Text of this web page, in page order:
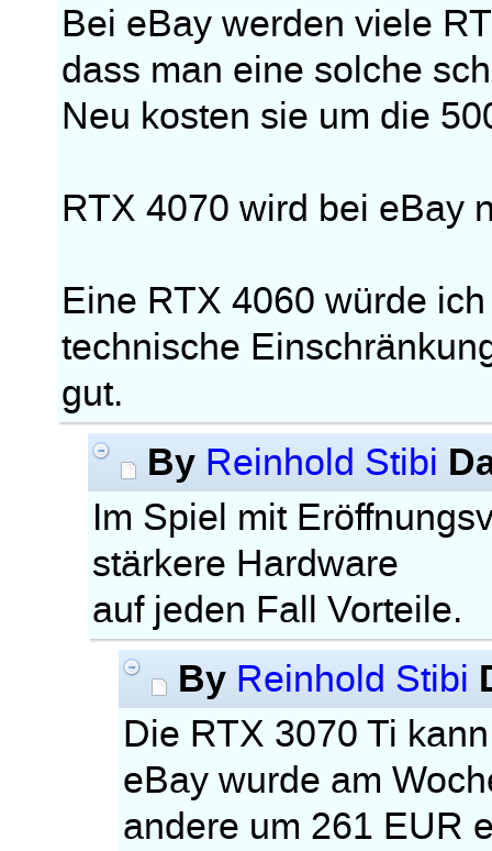
Bei eBay werden viele
dass man eine solche
Neu kosten sie um die
RTX 4070 wird bei eBay
Eine RTX 4060 würde
technische
gut.
By Reinhold Stibi
Im Spiel mit
stärkere Hardware
auf jeden Fall Vorteile.
By Reinhold Stibi
Die RTX 3070 Ti
eBay wurde am
andere um 261 EUR